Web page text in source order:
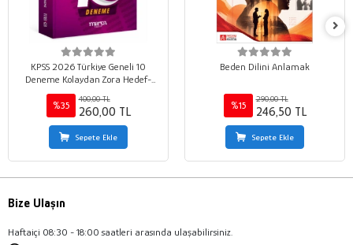
KPSS 2026 Türkiye Geneli 10
Deneme Kolaydan Zora Hedef-
Süre-Sonuç
%35
400,00 TL
260,00 TL
Sepete Ekle
Beden Dilini Anlamak
%15
290,00 TL
246,50 TL
Sepete Ekle
Bize Ulaşın
Haftaiçi 08:30 - 18:00 saatleri arasında ulaşabilirsiniz.